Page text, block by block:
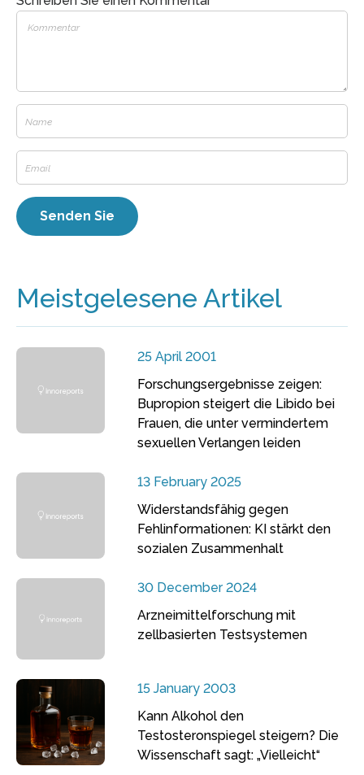
Meistgelesene Artikel
25 April 2001
Forschungsergebnisse zeigen:
Bupropion steigert die Libido bei
Frauen, die unter vermindertem
sexuellen Verlangen leiden
13 February 2025
Widerstandsfähig gegen
Fehlinformationen: KI stärkt den
sozialen Zusammenhalt
30 December 2024
Arzneimittelforschung mit
zellbasierten Testsystemen
15 January 2003
Kann Alkohol den
Testosteronspiegel steigern? Die
Wissenschaft sagt: „Vielleicht“